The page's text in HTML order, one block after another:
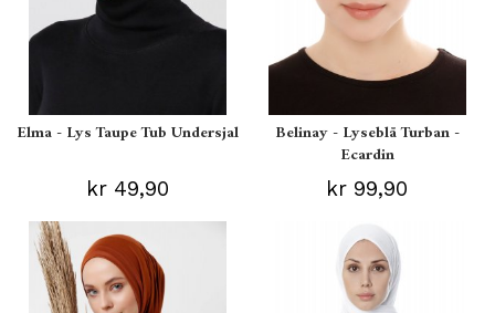
Elma - Lys Taupe Tub Undersjal
kr 49,90
Belinay - Lyseblå Turban -
Ecardin
kr 99,90